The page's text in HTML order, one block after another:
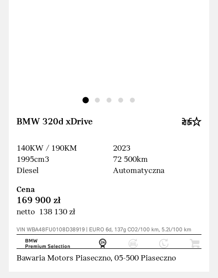
BMW 320d xDrive
140KW / 190KM
1995cm3
Diesel
2023
72 500km
Automatyczna
Cena
169 900 zł
netto 138 130 zł
VIN WBA48FU0108D38919 | EURO 6d, 137g CO2/100 km, 5.2l/100 km
Bawaria Motors Piaseczno, 05-500 Piaseczno